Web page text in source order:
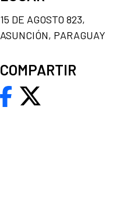
15 DE AGOSTO 823,
ASUNCIÓN, PARAGUAY
COMPARTIR